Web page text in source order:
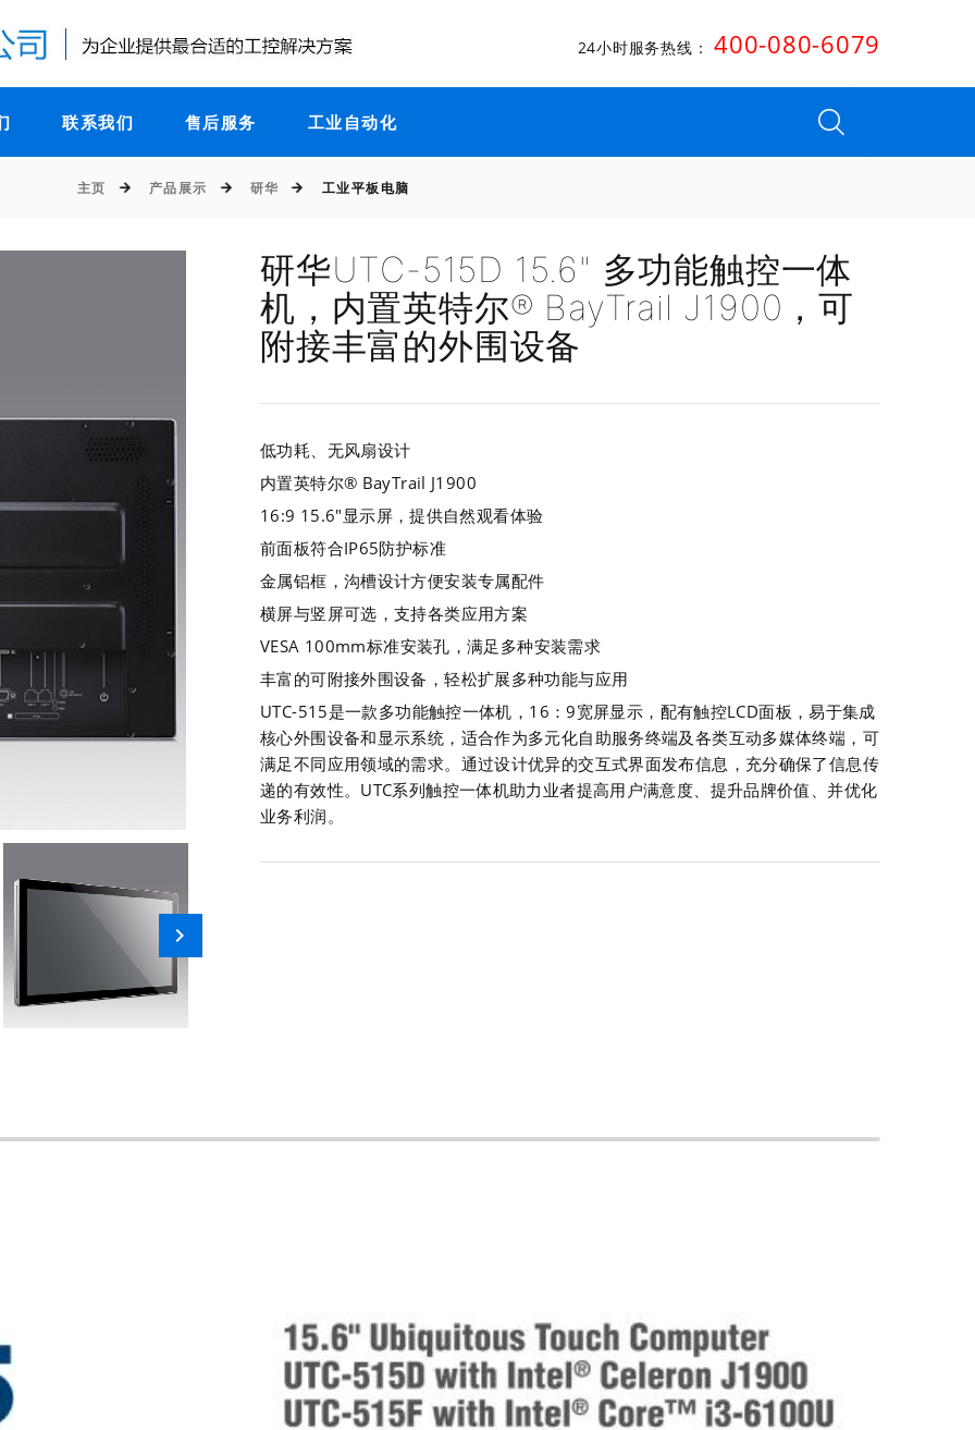
24小时服务热线： 400-080-6079
联系我们 售后服务 工业自动化
主页 产品展示 研华 工业平板电脑
研华UTC-515D 15.6" 多功能触控一体
机，内置英特尔® BayTrail J1900，可
附接丰富的外围设备
低功耗、无风扇设计
内置英特尔® BayTrail J1900
16:9 15.6"显示屏，提供自然观看体验
前面板符合IP65防护标准
金属铝框，沟槽设计方便安装专属配件
横屏与竖屏可选，支持各类应用方案
VESA 100mm标准安装孔，满足多种安装需求
丰富的可附接外围设备，轻松扩展多种功能与应用
UTC-515是一款多功能触控一体机，16：9宽屏显示，配有触控LCD面板，易于集成
核心外围设备和显示系统，适合作为多元化自助服务终端及各类互动多媒体终端，可
满足不同应用领域的需求。通过设计优异的交互式界面发布信息，充分确保了信息传
递的有效性。UTC系列触控一体机助力业者提高用户满意度、提升品牌价值、并优化
业务利润。